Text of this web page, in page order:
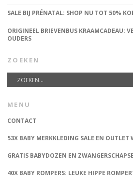
SALE BIJ PRÉNATAL: SHOP NU TOT 50%
ORIGINEEL BRIEVENBUS KRAAMCADEAU:
OUDERS
ZOEKEN
MENU
CONTACT
53X BABY MERKKLEDING SALE EN OUTLET
GRATIS BABYDOZEN EN
40X BABY ROMPERS: LEUKE HIPPE